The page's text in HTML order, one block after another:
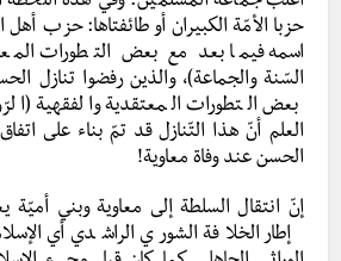
حزبا الأمّة الكبيران أو طائفتاها: حزب
اسمه فيما بعد مع بعض التطورات
السّنة والجماعة)، والذين رفضوا تنازل
بعض التطورات المعتقدية والفقهية
العلم أنّ هذا التّنازل قد تمّ بناء على
الحسن عند وفاة معاوية!
إنّ انتقال السلطة إلى معاوية وبني أميّة
إطار الخلافة الشوري الراشدي أي